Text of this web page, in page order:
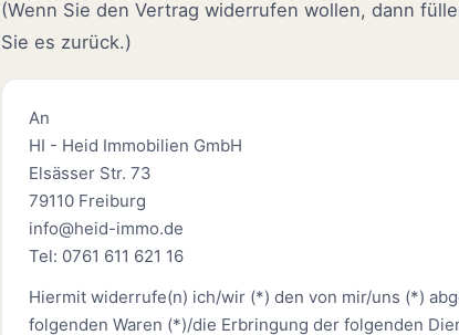
(Wenn Sie den Vertrag widerrufen wollen, dann
Sie es zurück.)
An
HI - Heid Immobilien GmbH
Elsässer Str. 73
79110 Freiburg
info@heid-immo.de
Tel: 0761 611 621 16
Hiermit widerrufe(n) ich/wir (*) den von mir/uns (*)
folgenden Waren (*)/die Erbringung der folgenden